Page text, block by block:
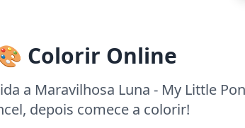
Colorir Online
a Maravilhosa Luna - My Little
depois comece a colorir!